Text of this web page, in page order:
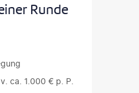
Runde
ca. 1.000 € p. P.